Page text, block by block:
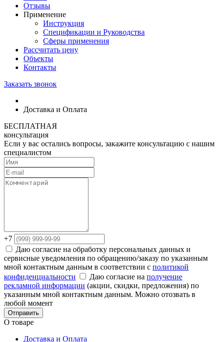
Отзывы
Применение
Инструкция
Спецификации и Руководства
Сферы применения
Рассчитать цену
Объекты
Контакты
Заказать звонок
Доставка и Оплата
БЕСПЛАТНАЯ
консультация
Если у вас остались вопросы, закажите консультацию с нашим
специалистом
+7
Даю согласие на обработку персональных данных и
сервисные уведомления по обращению/заказу по указанным
мной контактным данным в соответствии с политикой
конфиденциальности
Даю согласие на получение
рекламной информации (акции, скидки, предложения) по
указанным мной контактным данным. Можно отозвать в
любой момент
Отправить
О товаре
Доставка и Оплата